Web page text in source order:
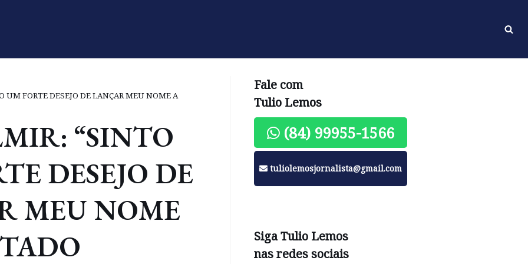
UM FORTE DESEJO DE LANÇAR MEU NOME A
“SINTO
DESEJO DE
MEU NOME
Fale com
Tulio Lemos
(84) 99955-1566
tuliolemosjornalista@gmail.com
Siga Tulio Lemos
nas redes sociais